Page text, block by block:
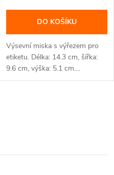
DO KOŠÍKU
Výsevní miska s výřezem pro
etiketu. Délka: 14.3 cm, šířka:
9.6 cm, výška: 5.1 cm....